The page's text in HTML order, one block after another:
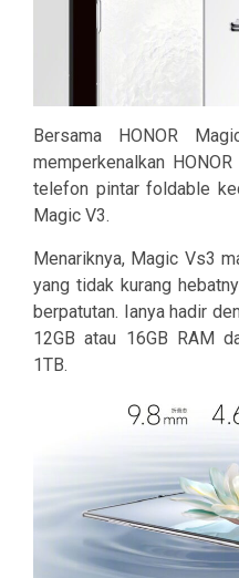
Bersama HONOR
memperkenalkan
telefon pintar foldable
Magic V3.
Menariknya, Magic Vs3
yang tidak kurang
berpatutan. Ianya hadir
12GB atau 16GB RAM
1TB.